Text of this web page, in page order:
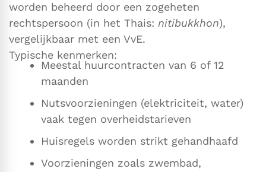
worden beheerd door een zogeheten
rechtspersoon (in het Thais: nitibukkhon),
vergelijkbaar met een VvE.
Typische kenmerken:
Meestal huurcontracten van 6 of 12
maanden
Nutsvoorzieningen (elektriciteit, water)
vaak tegen overheidstarieven
Huisregels worden strikt gehandhaafd
Voorzieningen zoals zwembad,